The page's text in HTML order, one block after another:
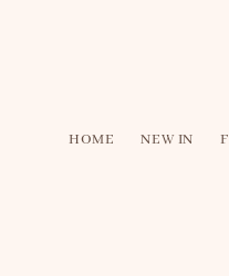
HOME NEW IN